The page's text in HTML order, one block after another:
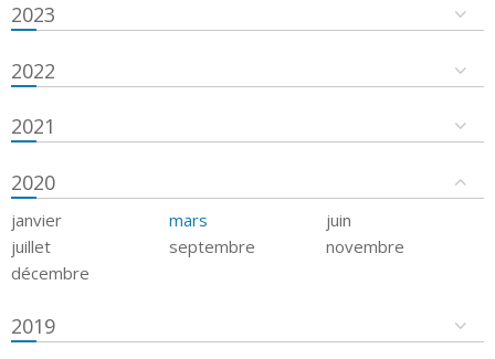
2023
2022
2021
2020
janvier mars
juin
juillet
septembre
novembre
décembre
2019